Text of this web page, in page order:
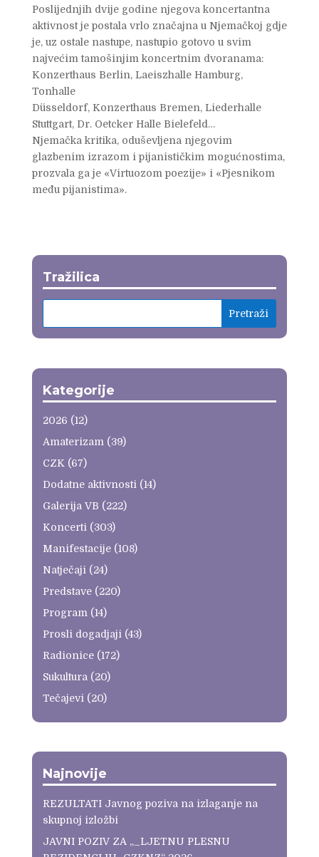
Poslijednjih dvije godine njegova koncertantna
aktivnost je postala vrlo značajna u Njemačkoj gdje
je, uz ostale nastupe, nastupio gotovo u svim
najvećim tamošinjim koncertnim dvoranama:
Konzerthaus Berlin, Laeiszhalle Hamburg,
Tonhalle
Düsseldorf, Konzerthaus Bremen, Liederhalle
Stuttgart, Dr. Oetcker Halle Bielefeld…
Njemačka kritika, oduševljena njegovim
glazbenim izrazom i pijanističkim mogućnostima,
prozvala ga je «Virtuozom poezije» i «Pjesnikom
među pijanistima».
Tražilica
Kategorije
2026 (12)
Amaterizam (39)
CZK (67)
Dodatne aktivnosti (14)
Galerija VB (222)
Koncerti (303)
Manifestacije(108)
Natječaji (24)
Predstave(220)
Program (14)
Prosli dogadjaji (43)
Radionice(172)
Sukultura (20)
Tečajevi (20)
Najnovije
REZULTATI Javnog poziva na izlaganje na
skupnoj izložbi
JAVNI POZIV ZA „_LJETNU PLESNU